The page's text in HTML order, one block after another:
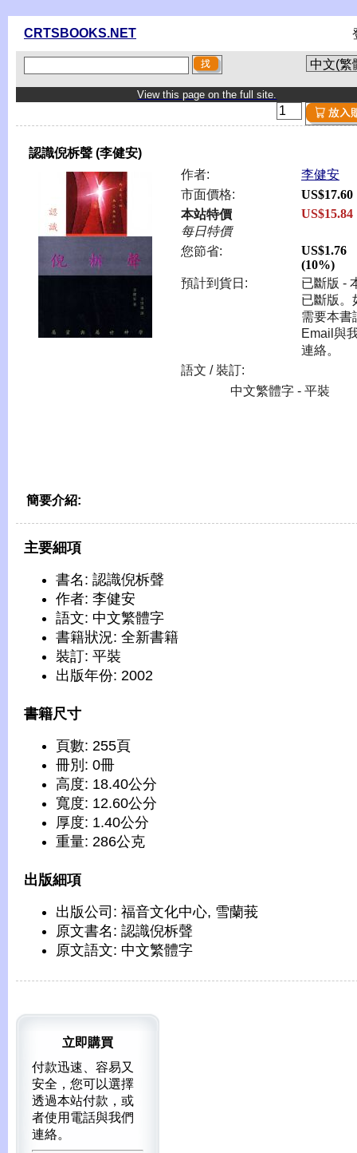
CRTSBOOKS.NET
View this page on the full site.
認識倪柝聲 (李健安)
作者:
李健安
市面價格:
US$17.60
本站特價
每日特價
US$15.84
您節省:
US$1.76
(10%)
預計到貨日:
已斷版 -
已斷版。
需要本書
Email與
連絡。
語文 / 裝訂:
中文繁體字 - 平裝
簡要介紹:
主要細項
書名: 認識倪柝聲
作者: 李健安
語文: 中文繁體字
書籍狀況: 全新書籍
裝訂: 平裝
出版年份: 2002
書籍尺寸
頁數: 255頁
冊別: 0冊
高度: 18.40公分
寬度: 12.60公分
厚度: 1.40公分
重量: 286公克
出版細項
出版公司: 福音文化中心, 雪蘭莪
原文書名: 認識倪柝聲
原文語文: 中文繁體字
立即購買
付款迅速、容易又
安全，您可以選擇
透過本站付款，或
者使用電話與我們
連絡。